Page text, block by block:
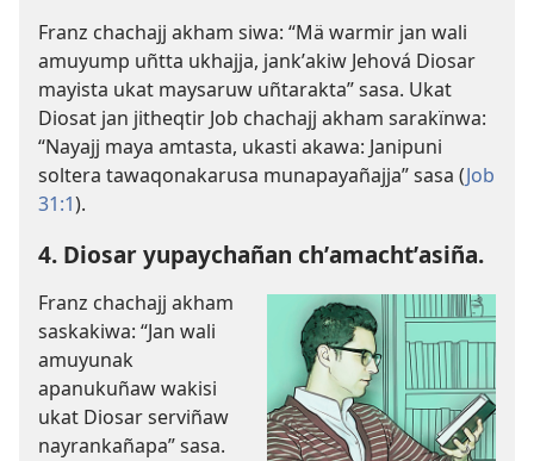
Franz chachajj akham siwa: “Mä warmir jan wali
amuyump uñtta ukhajja, jankʼakiw Jehová Diosar
mayista ukat maysaruw uñtarakta” sasa. Ukat
Diosat jan jitheqtir Job chachajj akham sarakïnwa:
“Nayajj maya amtasta, ukasti akawa: Janipuni
soltera tawaqonakarusa munapayañajja” sasa (Job
31:1).
4. Diosar yupaychañan chʼamachtʼasiña.
Franz chachajj akham
saskakiwa: “Jan wali
amuyunak
apanukuñaw wakisi
ukat Diosar serviñaw
nayrankañapa” sasa.